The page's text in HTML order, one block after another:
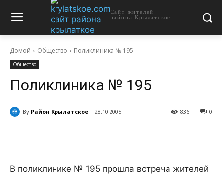
Сайт жителей
района Крылатское
Домой Общество Поликлиника № 195
Общество
Поликлиника № 195
By Район Крылатское 28.10.2005 0
836
В поликлинике № 195 прошла встреча жителей